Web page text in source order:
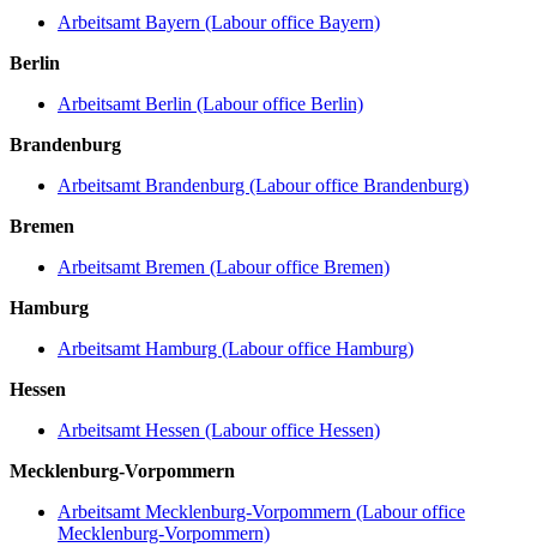
Arbeitsamt Bayern (Labour office Bayern)
Berlin
Arbeitsamt Berlin (Labour office Berlin)
Brandenburg
Arbeitsamt Brandenburg (Labour office Brandenburg)
Bremen
Arbeitsamt Bremen (Labour office Bremen)
Hamburg
Arbeitsamt Hamburg (Labour office Hamburg)
Hessen
Arbeitsamt Hessen (Labour office Hessen)
Mecklenburg-Vorpommern
Arbeitsamt Mecklenburg-Vorpommern (Labour office
Mecklenburg-Vorpommern)